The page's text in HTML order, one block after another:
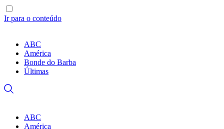
Ir para o conteúdo
ABC
América
Bonde do Barba
Últimas
ABC
América